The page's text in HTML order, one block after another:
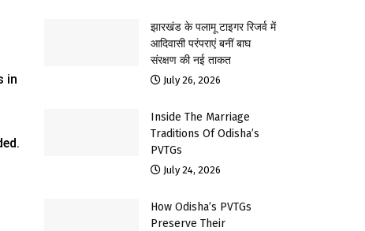
in
झारखंड के पलामू टाइगर रिजर्व में
आदिवासी परंपराएं बनीं बाघ
संरक्षण की नई ताकत
July 26, 2026
Inside The Marriage
Traditions Of Odisha’s
PVTGs
July 24, 2026
How Odisha’s PVTGs
Preserve Their